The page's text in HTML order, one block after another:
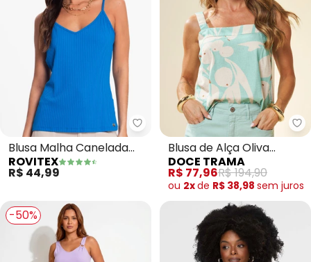
Rovitex - Blusa Malha
Blusa Malha Canelada
Feminina (Azul)
ROVITEX
R$ 44,99
Blusa de Alça Oliva
Estampada (Estampado)
DOCE TRAMA
R$ 77,96R$ 194,90
ou 2xde R$ 38,98 sem juros
-50%